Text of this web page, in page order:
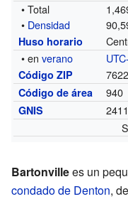
• Total
• Densidad
Huso horario
• enverano
Código ZIP
Código de área 940
GNIS
Bartonvillees un
condado de Denton,